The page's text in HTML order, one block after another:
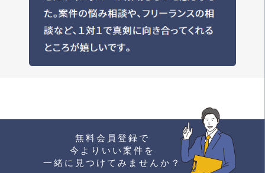
無料会員登録で
今よりいい案件を
一緒に見つけてみませんか？